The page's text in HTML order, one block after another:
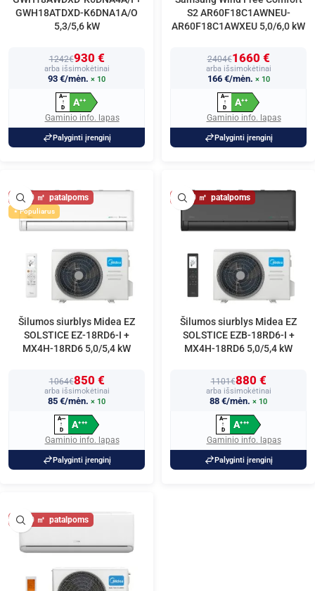
GWH18ATDXD-K6DNA1A/O
5,3/5,6 kW
1242€930 €
arba išsimokėtinai
93 €/mėn. × 10
A+++
↑
D
A++
Gaminio info. lapas
Palyginti įrenginį
S2 AR60F18C1AWNEU-
AR60F18C1AWXEU 5,0/6,0 kW
2404€1660 €
arba išsimokėtinai
166 €/mėn. × 10
A+++
↑
D
A++
Gaminio info. lapas
Palyginti įrenginį
60
Populiarus
Šilumos siurblys Midea EZ
SOLSTICE EZ-18RD6-I +
MX4H-18RD6 5,0/5,4 kW
1064€850 €
arba išsimokėtinai
85 €/mėn. × 10
A+++
↑
D
A+++
Gaminio info. lapas
Palyginti įrenginį
60
Šilumos siurblys Midea EZ
SOLSTICE EZB-18RD6-I +
MX4H-18RD6 5,0/5,4 kW
1101€880 €
arba išsimokėtinai
88 €/mėn. × 10
A+++
↑
D
A+++
Gaminio info. lapas
Palyginti įrenginį
60